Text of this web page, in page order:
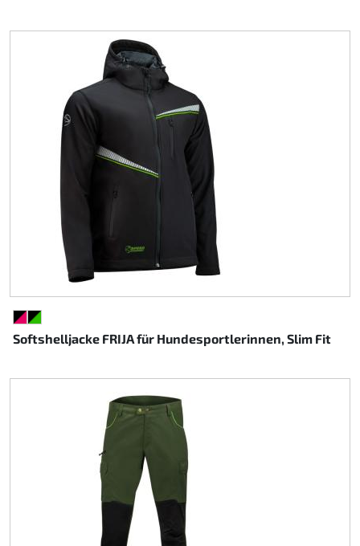
Softshelljacke FRIJA für Hundesportlerinnen, Slim Fit
SCHWARZ/PINK
SCHWARZ/GRÜN